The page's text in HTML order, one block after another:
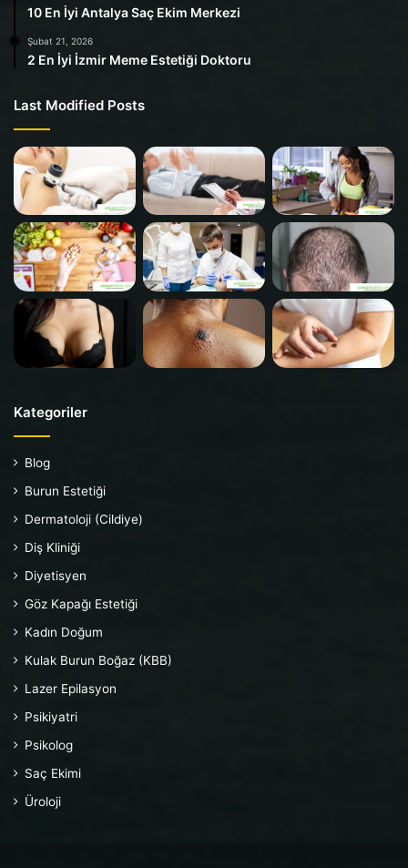
10 En İyi Antalya Saç Ekim Merkezi
Şubat 21, 2026
2 En İyi İzmir Meme Estetiği Doktoru
Last Modified Posts
Kategoriler
Blog
Burun Estetiği
Dermatoloji (Cildiye)
Diş Kliniği
Diyetisyen
Göz Kapağı Estetiği
Kadın Doğum
Kulak Burun Boğaz (KBB)
Lazer Epilasyon
Psikiyatri
Psikolog
Saç Ekimi
Üroloji